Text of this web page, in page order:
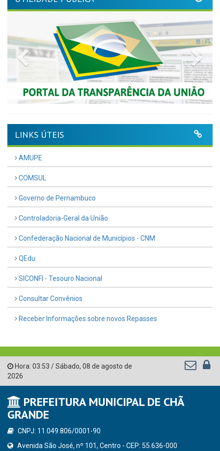
Previous
LINKS ÚTEIS
AMUPE
COMSUL
Governo de Pernambuco
Controladoria-Geral da União
Confederação Nacional de Municípios - CNM
QEdu
SICONFI - Tesouro Nacional
Consultar Convênios
Receber Informações sobre novos Repasses
Hora: 03:53 /Sábado, 08 de agosto de
2026
PREFEITURA MUNICIPAL DE CHÃ
GRANDE
CNPJ: 11.049.806/0001-90
Avenida São José, nº 101, Centro - CEP: 55.636-000